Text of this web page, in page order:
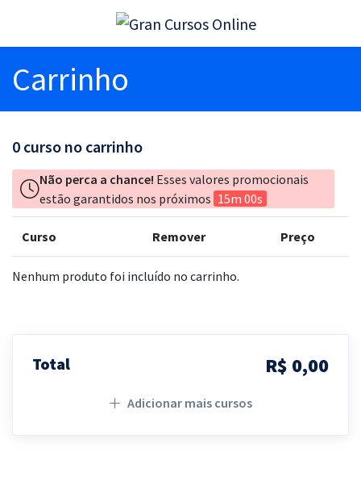
Carrinho
0 curso no carrinho
Não perca a chance! Esses valores promocionais
estão garantidos nos próximos 15m 00s
Curso Remover Preço
Nenhum produto foi incluído no carrinho.
Total R$ 0,00
Adicionar mais cursos